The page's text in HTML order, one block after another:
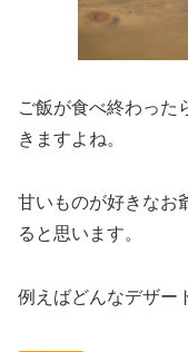
ご飯が食べ終わった
きますよね。
甘いものが好きなお
ると思います。
例えばどんなデザー